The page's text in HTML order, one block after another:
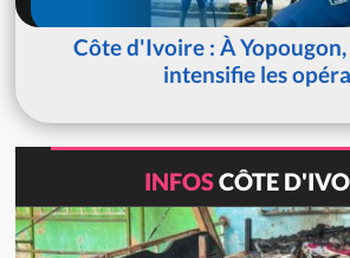
Côte d'Ivoire : À Yopougon,
intensifie les
INFOSCÔTE